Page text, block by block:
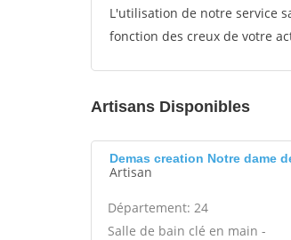
L'utilisation de notre service
fonction des creux de votre
Artisans Disponibles
Demas creation Notre dame
Artisan
Département: 24
Salle de bain clé en main -